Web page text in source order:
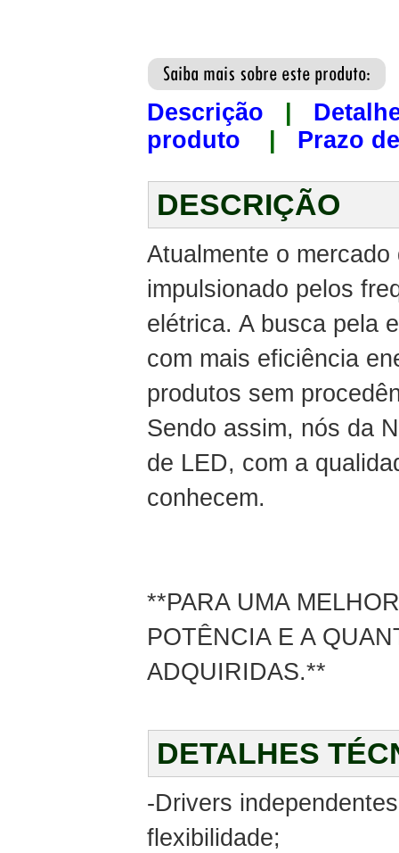
Descrição
produto
Prazo
DESCRIÇÃO
Atualmente o
impulsionado pelos
elétrica. A busca pela
com mais eficiência
produtos sem
Sendo assim, nós da
de LED, com a
conhecem.
**PARA UMA
POTÊNCIA E A
ADQUIRIDAS.**
DETALHES
-Drivers
flexibilidade;